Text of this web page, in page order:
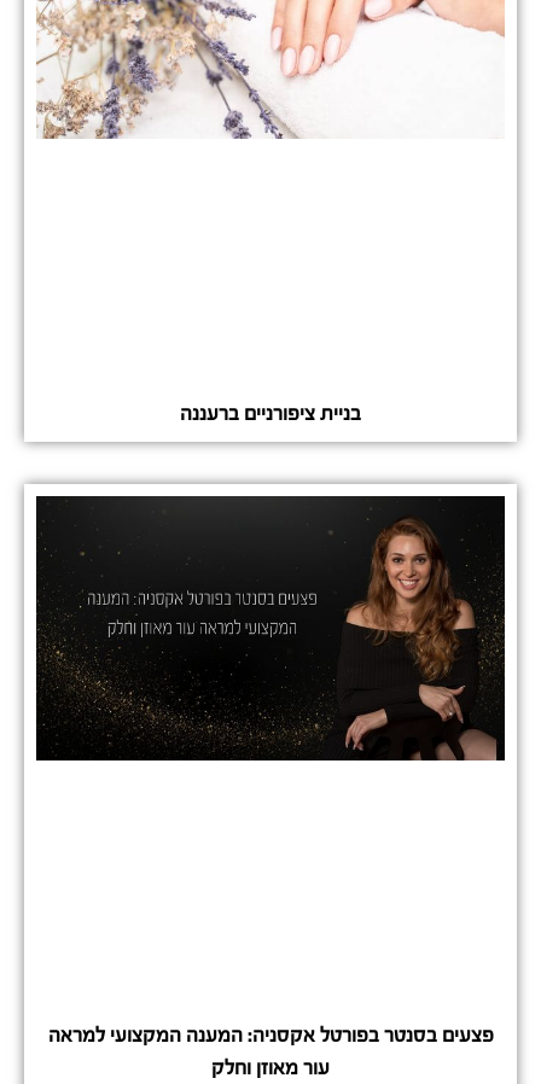
בניית ציפורניים ברעננה
פצעים בסנטר בפורטל אקסניה: המענה המקצועי למראה
עור מאוזן וחלק